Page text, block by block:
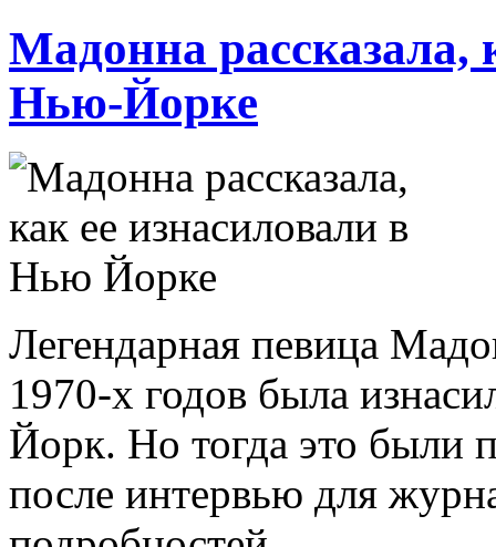
Мадонна рассказала,
Нью-Йорке
Легендарная певица
1970-х годов была
Йорк. Но тогда это были
после интервью для